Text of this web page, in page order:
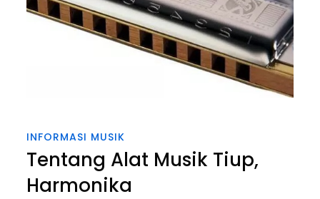
INFORMASI MUSIK
Tentang Alat Musik Tiup,
Harmonika